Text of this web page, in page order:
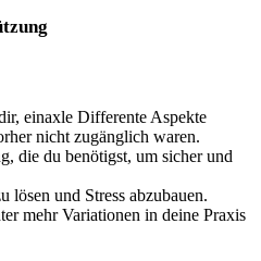
einaxle Differente Aspekte
nicht zugänglich waren.
die du benötigst, um sicher und
lösen und Stress abzubauen.
mehr ⁣Variationen in deine Praxis